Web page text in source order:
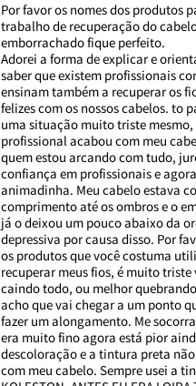
Por favor os nomes dos produtos
trabalho de recuperação do
emborrachado fique perfeito.
Adorei a forma de explicar e
saber que existem profissionais
ensinam também a recuperar os
felizes com os nossos cabelos. to
uma situação muito triste mesmo,
profissional acabou com meu
quem estou arcando com tudo,
confiança em profissionais e
animadinha. Meu cabelo estava
comprimento até os ombros e o
já o deixou um pouco abaixo da
depressiva por causa disso. Por
os produtos que você costuma
recuperar meus fios, é muito triste
caindo todo, ou melhor
acho que vai chegar a um ponto
fazer um alongamento. Me
era muito fino agora está pior
descoloração e a tintura preta
com meu cabelo. Sempre usei a